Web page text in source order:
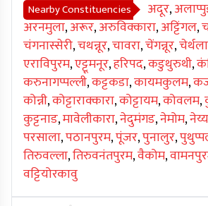
Nearby Constituencies अदूर,
अरनमुला,अरूर,अरुविक्कारा,अट्टिंगल,
चंगनास्सेरी,चथन्नूर,चावरा,चेंगन्नूर,चेर्थला
एराविपुरम,एट्टूमनूर,हरिपद,कडुथुरुथी,
करुनागप्पल्ली,कट्टकडा,कायमकुलम,
कोन्नी,कोट्टाराक्कारा,कोट्टायम,कोवलम,
कुट्टनाड,मावेलीकारा,नेदुमंगड,नेमोम,
परसाला,पठानपुरम,पूंजर,पुनालुर,
तिरुवल्ला,तिरुवनंतपुरम,वैकोम,
वट्टियोरकावु